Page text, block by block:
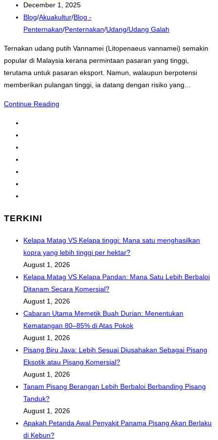
author:
Post
published:
December 1, 2025
Post
category:
Blog/Akuakultur/Blog -
Penternakan/Penternakan/Udang/Udang Galah
Ternakan udang putih Vannamei (Litopenaeus vannamei) semakin
popular di Malaysia kerana permintaan pasaran yang tinggi,
terutama untuk pasaran eksport. Namun, walaupun berpotensi
memberikan pulangan tinggi, ia datang dengan risiko yang…
Continue Reading
menjana
pulangan
lebih
tinggi?
the
page
TERKINI
Kelapa Matag VS Kelapa tinggi: Mana satu menghasilkan
kopra yang lebih tinggi per hektar?
August 1, 2026
Kelapa Matag VS Kelapa Pandan: Mana Satu Lebih Berbaloi
Ditanam Secara Komersial?
August 1, 2026
Cabaran Utama Memetik Buah Durian: Menentukan
Kematangan 80–85% di Atas Pokok
August 1, 2026
Pisang Biru Java: Lebih Sesuai Diusahakan Sebagai Pisang
Eksotik atau Pisang Komersial?
August 1, 2026
Tanam Pisang Berangan Lebih Berbaloi Berbanding Pisang
Tanduk?
August 1, 2026
Apakah Petanda Awal Penyakit Panama Pisang Akan Berlaku
di Kebun?